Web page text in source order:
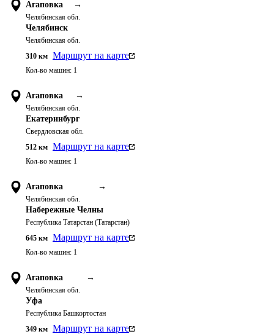
Агаповка →
Челябинская обл.
Челябинск
Челябинская обл.
310 км Маршрут на карте
Кол-во машин: 1
Агаповка →
Челябинская обл.
Екатеринбург
Свердловская обл.
512 км Маршрут на карте
Кол-во машин: 1
Агаповка →
Челябинская обл.
Набережные Челны
Республика Татарстан (Татарстан)
645 км Маршрут на карте
Кол-во машин: 1
Агаповка →
Челябинская обл.
Уфа
Республика Башкортостан
349 км Маршрут на карте